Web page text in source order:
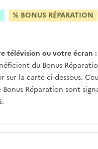
télévision ou votre écran :
du Bonus
sur la carte ci-dessous.
Réparation sont
.
% BONUS RÉPARATION